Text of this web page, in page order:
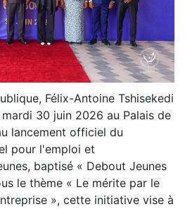
Félix-Antoine Tshisekedi
30 juin 2026 au Palais de
lancement officiel du
pour l'emploi et
baptisé « Debout Jeunes
le thème « Le mérite par le
», cette initiative vise à